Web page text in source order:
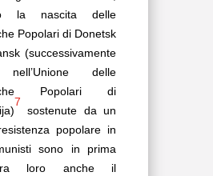
la nascita delle
Popolari di Donetsk
(successivamente
nell’Unione delle
Popolari di
7
sostenute da un
popolare in
sono in prima
loro anche il